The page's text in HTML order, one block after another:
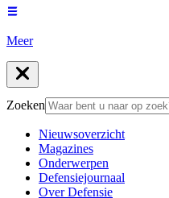
Meer
Zoeken
Nieuwsoverzicht
Magazines
Onderwerpen
Defensiejournaal
Over Defensie